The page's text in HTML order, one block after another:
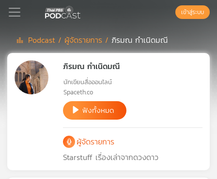
Podcast
เพล
เข้าสู่ระบบ
Podcast / ผู้จัดรายการ / ภิรมณ กำเนิดมณี
ภิรมณ กำเนิดมณี
นักเขียนสื่อออนไลน์
Spaceth.co
ฟังทั้งหมด
ผู้จัดรายการ
Starstuff เรื่องเล่าจากดวงดาว